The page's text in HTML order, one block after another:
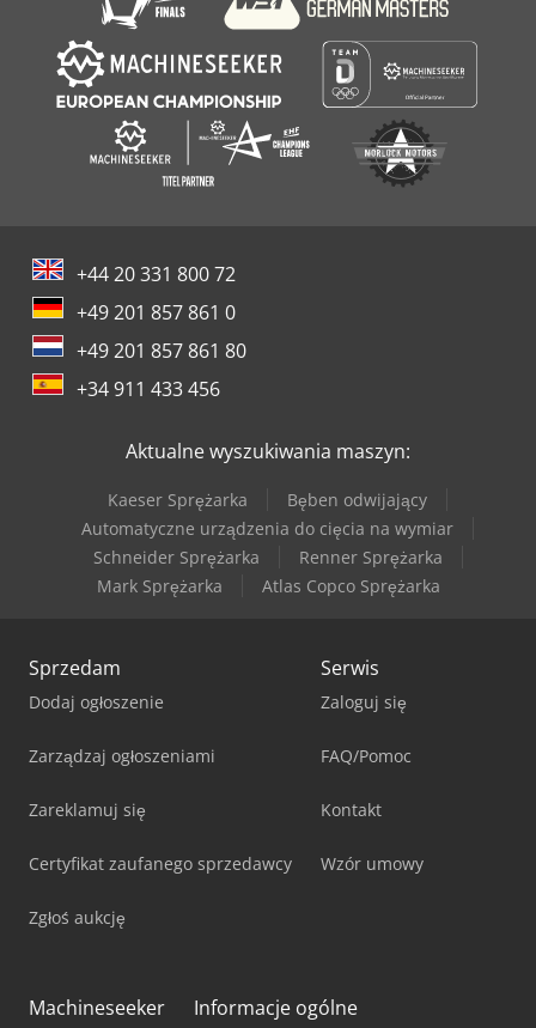
+44 20 331 800 72
+49 201 857 861 0
+49 201 857 861 80
+34 911 433 456
Aktualne wyszukiwania maszyn:
Kaeser Sprężarka
Bęben odwijający
Automatyczne urządzenia do cięcia na wymiar
Schneider Sprężarka
Renner Sprężarka
Mark Sprężarka
Atlas Copco Sprężarka
Sprzedam
Dodaj ogłoszenie
Zarządzaj ogłoszeniami
Zareklamuj się
Certyfikat zaufanego sprzedawcy
Zgłoś aukcję
Serwis
Zaloguj się
FAQ/Pomoc
Kontakt
Wzór umowy
Machineseeker Informacje ogólne